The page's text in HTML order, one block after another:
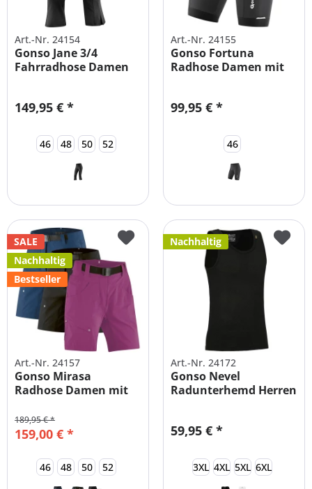
Art.-Nr. 24154
Gonso Jane 3/4
Fahrradhose Damen
149,95 € *
46 48 50 52
Art.-Nr. 24155
Gonso Fortuna
Radhose Damen mit
99,95 € *
46
SALE
Nachhaltig
Bestseller
Art.-Nr. 24157
Gonso Mirasa
Radhose Damen mit
159,00 € *
189,95 € *
46 48 50 52
Nachhaltig
Art.-Nr. 24172
Gonso Nevel
Radunterhemd Herren
59,95 € *
3XL 4XL 5XL 6XL